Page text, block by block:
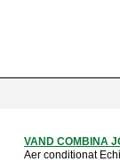
VAND COMBINA
Aer conditionat